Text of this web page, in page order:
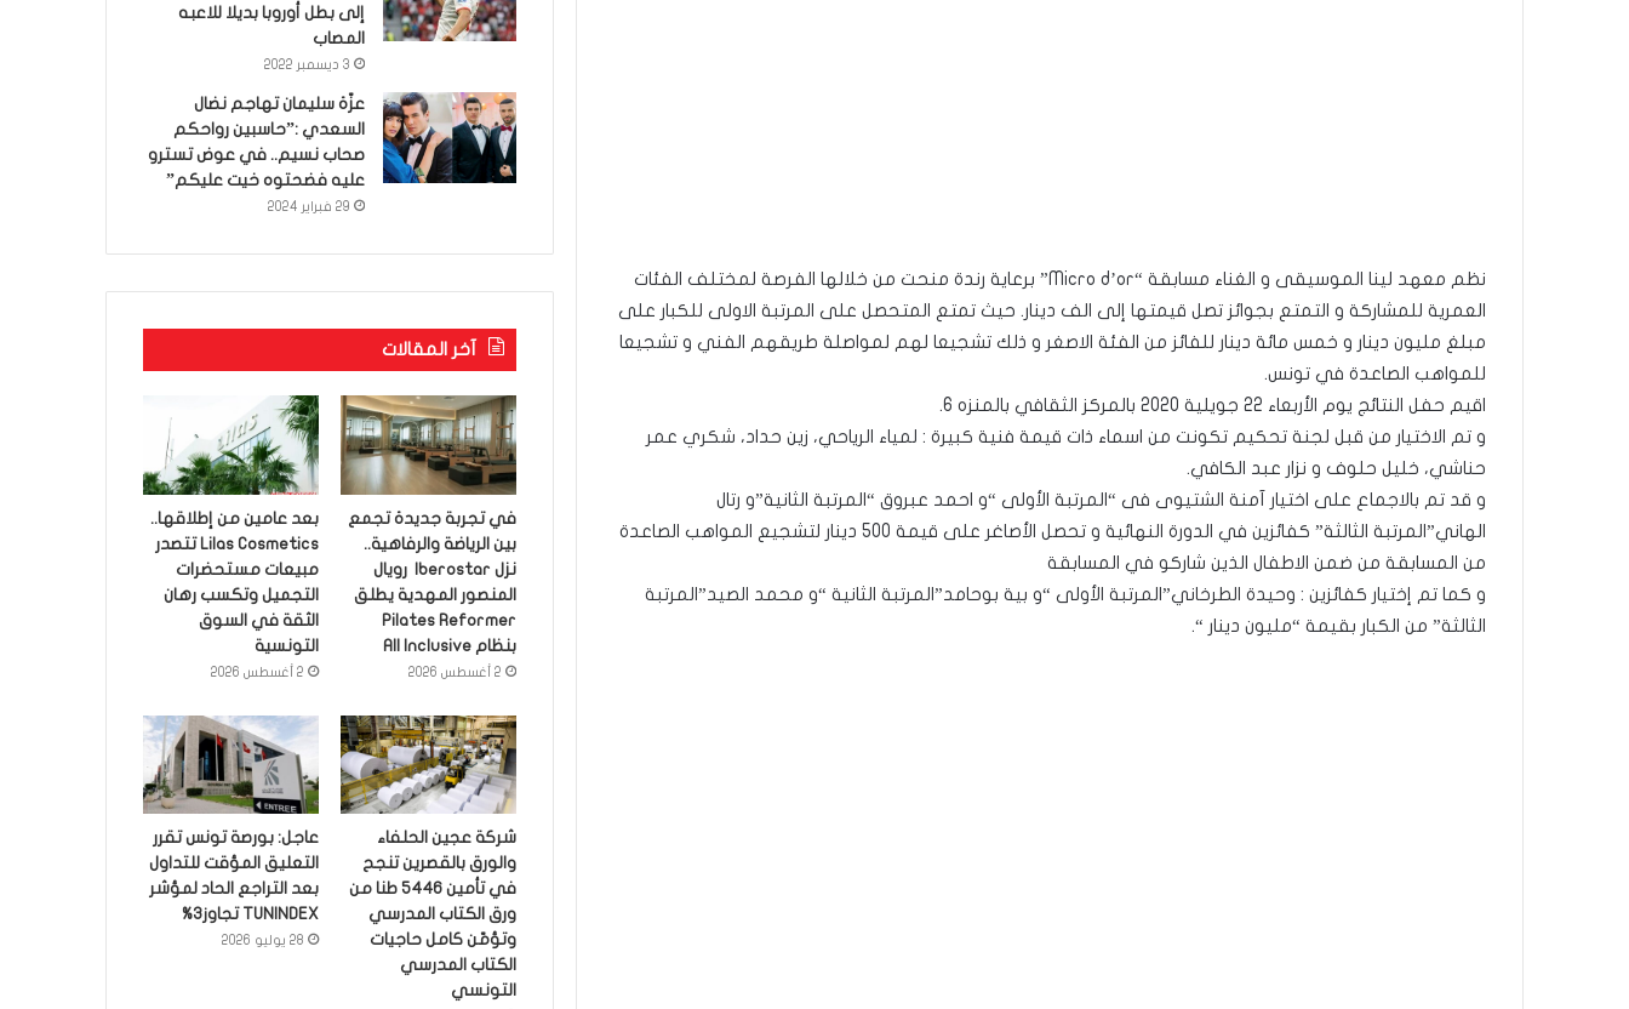
نظم معهد لينا الموسيقى و الغناء مسابقة “Micro d’or” برعاية رندة منحت من خلالها الفرصة لمختلف الفئات
العمرية للمشاركة و التمتع بجوائز تصل قيمتها إلى الف دينار. حيث تمتع المتحصل على المرتبة الاولى للكبار على
مبلغ مليون دينار و خمس مائة دينار للفائز من الفئة الاصغر و ذلك تشجيعا لهم لمواصلة طريقهم الفني و تشجيعا
للمواهب الصاعدة في تونس.
اقيم حفل النتائج يوم الأربعاء 22 جويلية 2020 بالمركز الثقافي بالمنزه 6.
و تم الاختيار من قبل لجنة تحكيم تكونت من اسماء ذات قيمة فنية كبيرة : لمياء الرياحي، زين حداد، شكري عمر
حناشي، خليل حلوف و نزار عبد الكافي.
و قد تم بالاجماع على اختيار آمنة الشتيوى فى “المرتبة الأولى “و احمد عبروق “المرتبة الثانية”و رتال
الهاني”المرتبة الثالثة” كفائزين في الدورة النهائية و تحصل الأصاغر على قيمة 500 دينار لتشجيع المواهب الصاعدة
من المسابقة من ضمن الاطفال الذين شاركو في المسابقة
و كما تم إختيار كفائزين : وحيدة الطرخاني”المرتبة الأولى “و بية بوحامد”المرتبة الثانية “و محمد الصيد”المرتبة
الثالثة” من الكبار بقيمة “مليون دينار “.
إلى بطل أوروبا بديلا للاعبه
المصاب
3 ديسمبر 2022
عزّة سليمان تهاجم نضال
السعدي :”حاسبين رواحكم
صحاب نسيم.. في عوض تسترو
عليه فضحتوه خيت عليكم”
29 فبراير 2024
آخر المقالات
في تجربة جديدة تجمع
بين الرياضة والرفاهية..
نزل Iberostar رويال
المنصور المهدية يطلق
Pilates Reformer
بنظام All Inclusive
2 أغسطس 2026
بعد عامين من إطلاقها..
Lilas Cosmetics تتصدر
مبيعات مستحضرات
التجميل وتكسب رهان
الثقة في السوق
التونسية
2 أغسطس 2026
شركة عجين الحلفاء
والورق بالقصرين تنجح
في تأمين 5446 طنا من
ورق الكتاب المدرسي
وتؤمّن كامل حاجيات
الكتاب المدرسي
التونسي
عاجل: بورصة تونس تقرر
التعليق المؤقت للتداول
بعد التراجع الحاد لمؤشر
TUNINDEX تجاوز3%
28 يوليو 2026